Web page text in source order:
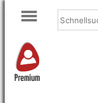
Premium